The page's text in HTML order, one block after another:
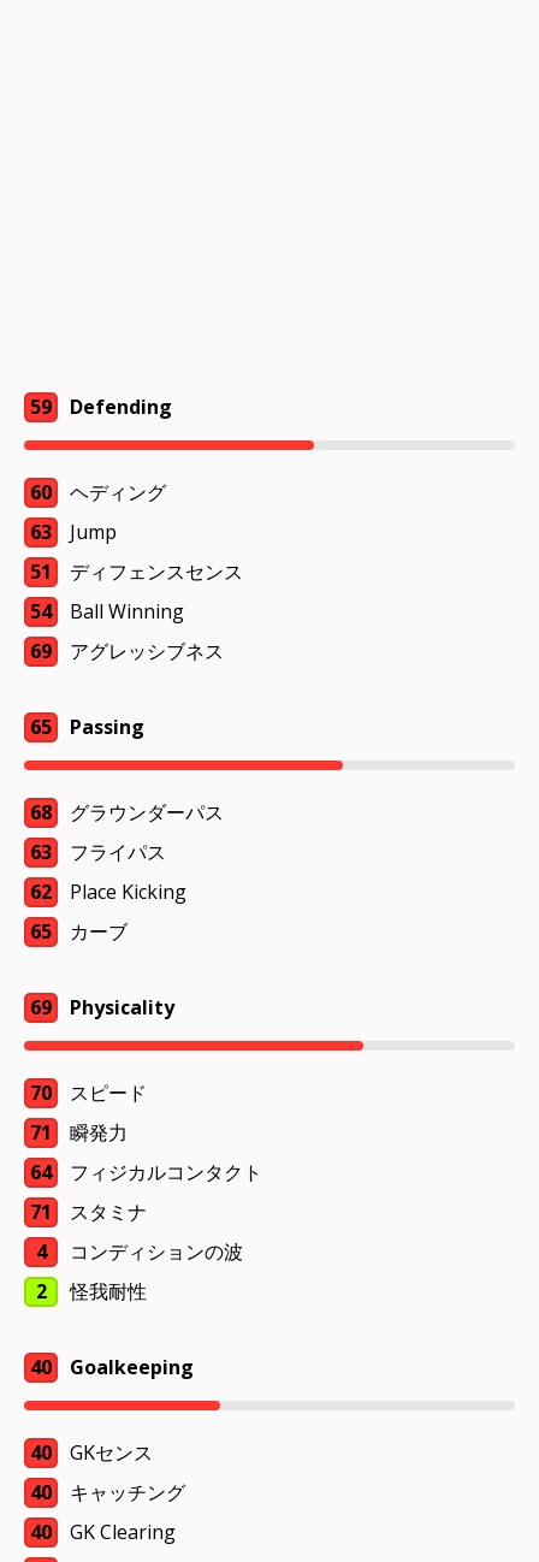
59 Defending
60
ヘディング
63
Jump
51
ディフェンスセンス
54
Ball Winning
69
アグレッシブネス
65 Passing
68
グラウンダーパス
63
フライパス
62
Place Kicking
65
カーブ
69 Physicality
70
スピード
71
瞬発力
64
フィジカルコンタクト
71
スタミナ
4
コンディションの波
2
怪我耐性
40 Goalkeeping
40
GKセンス
40
キャッチング
40
GK Clearing